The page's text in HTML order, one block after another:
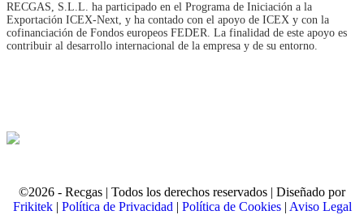
RECGAS, S.L.L. ha participado en el Programa de Iniciación a la
Exportación ICEX‐Next, y ha contado con el apoyo de ICEX y con la
cofinanciación de Fondos europeos FEDER. La finalidad de este apoyo es
contribuir al desarrollo internacional de la empresa y de su entorno.
©2026 - Recgas | Todos los derechos reservados | Diseñado por
Frikitek| Política de Privacidad | Política de Cookies| Aviso Legal